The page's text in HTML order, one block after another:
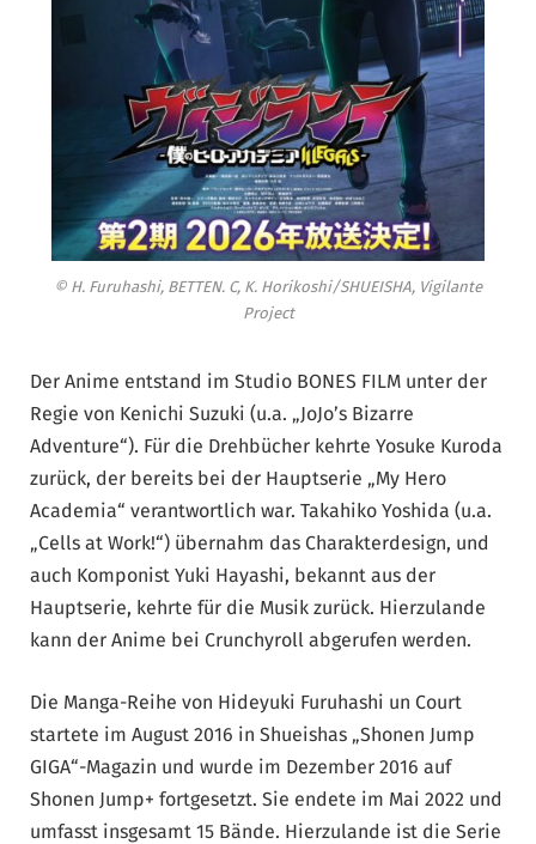
© H. Furuhashi, BETTEN. C, K. Horikoshi/SHUEISHA, Vigilante
Project
Der Anime entstand im Studio BONES FILM unter der
Regie von Kenichi Suzuki (u.a. „JoJo’s Bizarre
Adventure“). Für die Drehbücher kehrte Yosuke Kuroda
zurück, der bereits bei der Hauptserie „My Hero
Academia“ verantwortlich war. Takahiko Yoshida (u.a.
„Cells at Work!“) übernahm das Charakterdesign, und
auch Komponist Yuki Hayashi, bekannt aus der
Hauptserie, kehrte für die Musik zurück. Hierzulande
kann der Anime bei Crunchyroll abgerufen werden.
Die Manga-Reihe von Hideyuki Furuhashi un Court
startete im August 2016 in Shueishas „Shonen Jump
GIGA“-Magazin und wurde im Dezember 2016 auf
Shonen Jump+ fortgesetzt. Sie endete im Mai 2022 und
umfasst insgesamt 15 Bände. Hierzulande ist die Serie